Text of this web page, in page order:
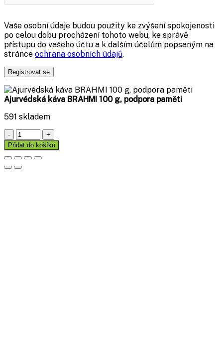
Vaše osobní údaje budou použity ke zvýšení spokojenosti
po celou dobu procházení tohoto webu, ke správě
přístupu do vašeho účtu a k dalším účelům popsaným na
stránce ochrana osobních údajů.
Registrovat se
Ajurvédská káva BRAHMI 100 g, podpora paměti
591 skladem
Ajurvédská
káva
BRAHMI
100
g,
Přidat do košíku